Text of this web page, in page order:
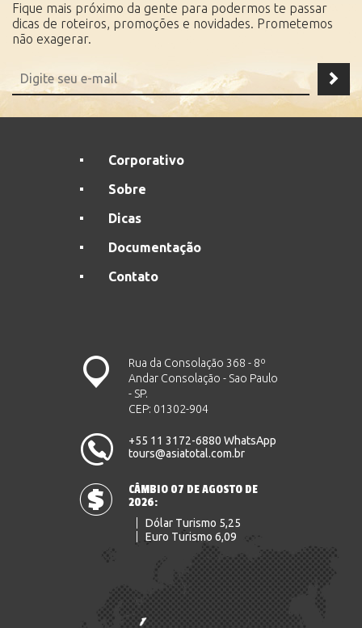
Fique mais próximo da gente para podermos te passar
dicas de roteiros, promoções e novidades. Prometemos
não exagerar.
Corporativo
Sobre
Dicas
Documentação
Contato
Rua da Consolação 368 - 8º
Andar Consolação - Sao Paulo
- SP.
CEP: 01302-904
+55 11 3172-6880 WhatsApp
tours@asiatotal.com.br
CÂMBIO 07 DE AGOSTO DE
2026:
Dólar Turismo 5,25
Euro Turismo 6,09